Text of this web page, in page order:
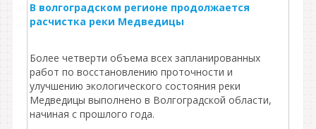
В волгоградском регионе продолжается
расчистка реки Медведицы
Более четверти объема всех запланированных
работ по восстановлению проточности и
улучшению экологического состояния реки
Медведицы выполнено в Волгоградской области,
начиная с прошлого года.